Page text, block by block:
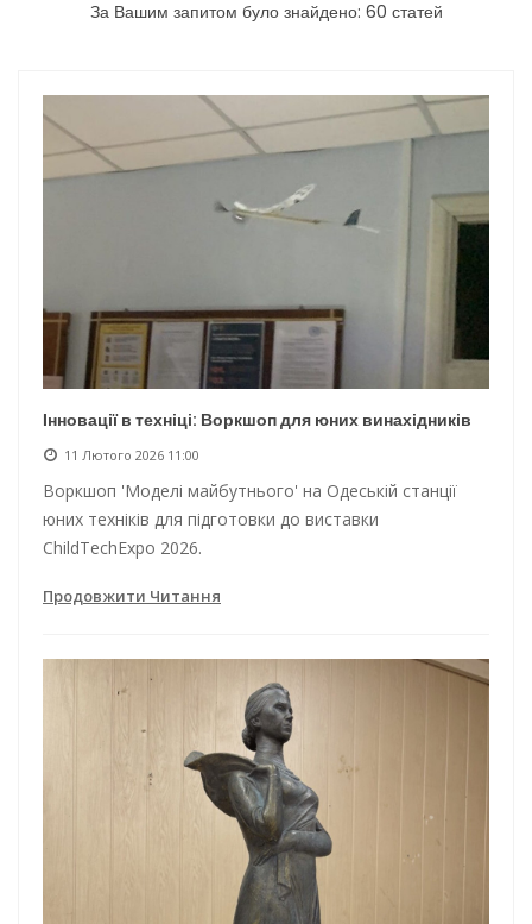
Інтеграція ветеранів в українське суспільство
Енергетична підтримка для Одеси
Водопостачання в Одесі: нові локації для підвезення води
За Вашим запитом було знайдено: 60 статей
Інновації в техніці: Воркшоп для юних винахідників
11 Лютого 2026 11:00
Воркшоп 'Моделі майбутнього' на Одеській станції
юних техніків для підготовки до виставки
ChildTechExpo 2026.
Продовжити Читання